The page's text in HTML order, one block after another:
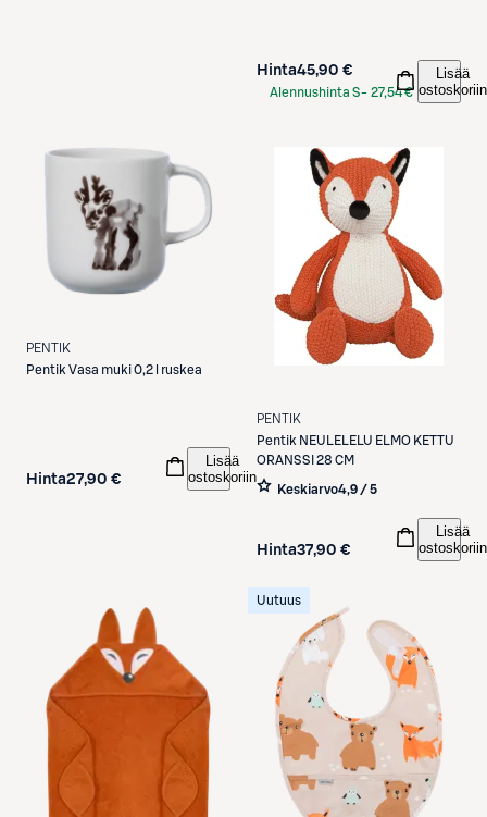
Hinta45,90 €
Alennushinta S- 27,54 €
Lisää
ostoskoriin
PENTIK
Pentik Vasa muki 0,2 l ruskea
Hinta27,90 €
Lisää
ostoskoriin
PENTIK
Pentik NEULELELU ELMO KETTU
ORANSSI 28 CM
Keskiarvo4,9 / 5
Hinta37,90 €
Lisää
ostoskoriin
Uutuus